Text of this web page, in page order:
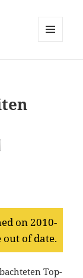
on 2010-
out of date.
Top-